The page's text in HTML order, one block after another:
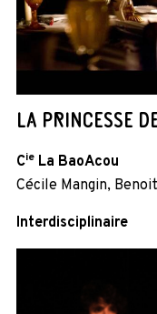
LA PRINCESSE
Cie La BaoAcou
Cécile Mangin,
Interdisciplinaire